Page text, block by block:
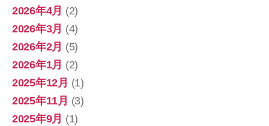
2026年4月 (2)
2026年3月 (4)
2026年2月 (5)
2026年1月 (2)
2025年12月 (1)
2025年11月 (3)
2025年9月 (1)